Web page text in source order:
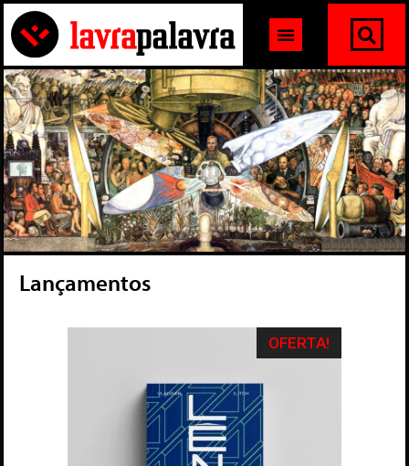
Lançamentos
OFERTA!